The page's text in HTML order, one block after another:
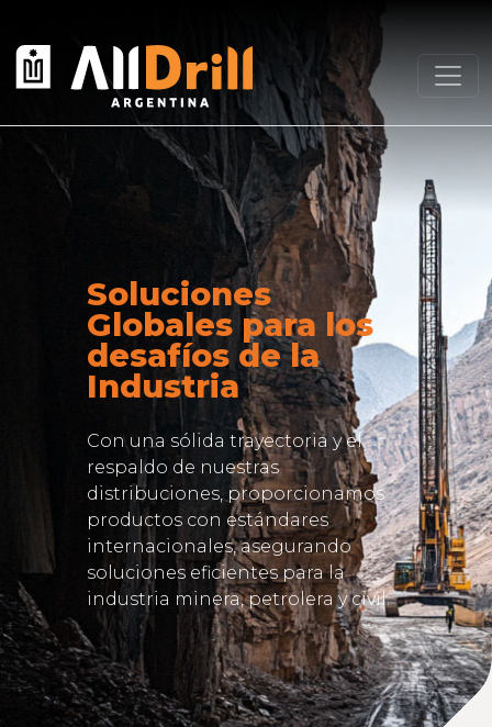
Soluciones
Globales para los
desafíos de la
Industria
Con una sólida trayectoria y el
respaldo de nuestras
distribuciones, proporcionamos
productos con estándares
internacionales, asegurando
soluciones eficientes para la
industria minera, petrolera y civil.